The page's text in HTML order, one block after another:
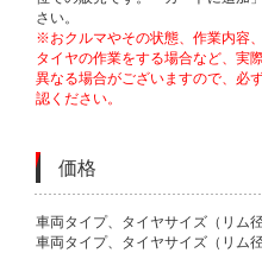
さい。
※おクルマやその状態、作業内容
タイヤの作業をする場合など、実
異なる場合がございますので、必
認ください。
価格
VARIATIONS
車両タイプ、タイヤサイズ（リム
車両タイプ、タイヤサイズ（リム